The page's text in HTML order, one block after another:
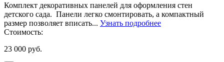
Комплект декоративных панелей для оформления стен
детского сада. Панели легко смонтировать, а компактный
размер позволяет вписать... Узнать подробнее
Стоимость:
23 000 руб.